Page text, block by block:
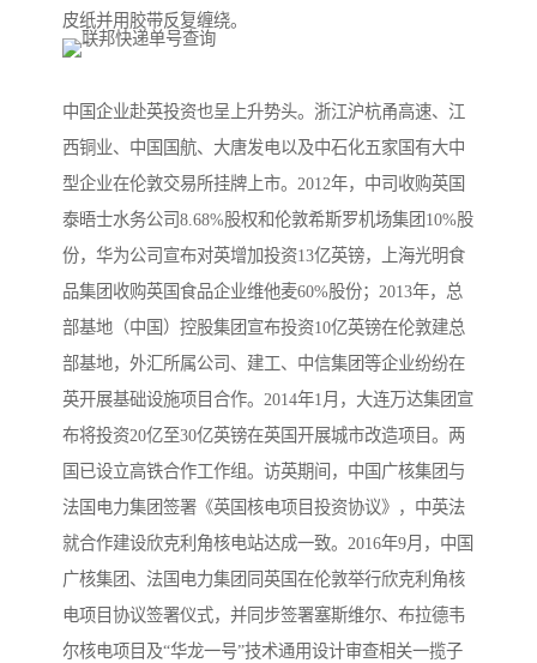
皮纸并用胶带反复缠绕。
中国企业赴英投资也呈上升势头。浙江沪杭甬高速、江
西铜业、中国国航、大唐发电以及中石化五家国有大中
型企业在伦敦交易所挂牌上市。2012年，中司收购英国
泰晤士水务公司8.68%股权和伦敦希斯罗机场集团10%股
份，华为公司宣布对英增加投资13亿英镑，上海光明食
品集团收购英国食品企业维他麦60%股份；2013年，总
部基地（中国）控股集团宣布投资10亿英镑在伦敦建总
部基地，外汇所属公司、建工、中信集团等企业纷纷在
英开展基础设施项目合作。2014年1月，大连万达集团宣
布将投资20亿至30亿英镑在英国开展城市改造项目。两
国已设立高铁合作工作组。访英期间，中国广核集团与
法国电力集团签署《英国核电项目投资协议》，中英法
就合作建设欣克利角核电站达成一致。2016年9月，中国
广核集团、法国电力集团同英国在伦敦举行欣克利角核
电项目协议签署仪式，并同步签署塞斯维尔、布拉德韦
尔核电项目及“华龙一号”技术通用设计审查相关一揽子